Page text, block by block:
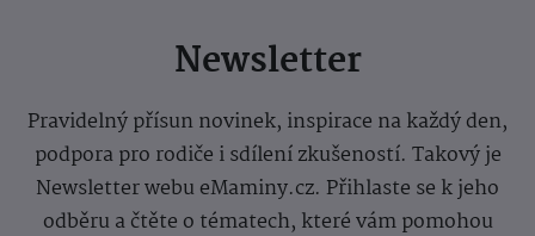
Newsletter
Pravidelný přísun novinek, inspirace na každý den,
podpora pro rodiče i sdílení zkušeností. Takový je
Newsletter webu eMaminy.cz. Přihlaste se k jeho
odběru a čtěte o tématech, které vám pomohou